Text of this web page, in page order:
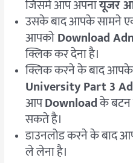
जिसमे आप अपनायूजर
उसके बाद आपके सामने
आपकोDownload
क्लिक कर देना है।
क्लिक करने के बाद
University Part 3
आपDownloadके बटन
सकते है।
डाउनलोड करने के बाद
ले लेना है।